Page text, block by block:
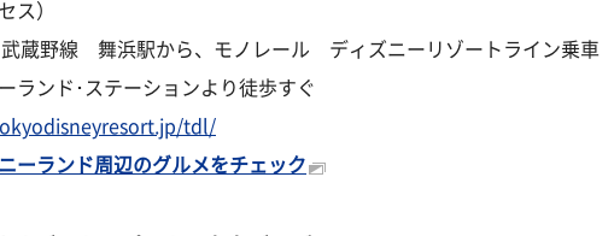
ス）
蔵野線 舞浜駅から、モノレール ディズニーリゾートライン乗車
ランド･ステーションより徒歩すぐ
tdl/
ーランド周辺のグルメをチェック